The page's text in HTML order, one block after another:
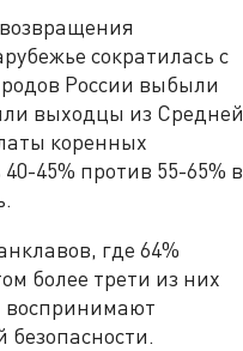
сократилась с
России выбыли
выходцы из Средней
коренных
45% против 55-65% в
где 64%
более трети из них
воспринимают